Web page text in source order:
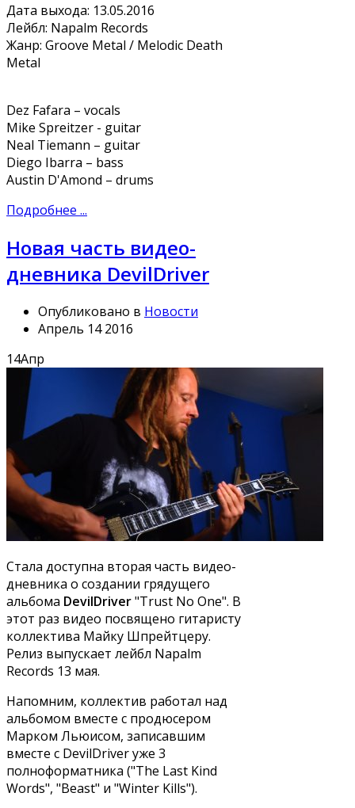
Дата выхода: 13.05.2016
Лейбл: Napalm Records
Жанр: Groove Metal / Melodic Death
Metal
Dez Fafara – vocals
Mike Spreitzer - guitar
Neal Tiemann – guitar
Diego Ibarra – bass
Austin D'Amond – drums
Подробнее ...
Новая часть видео-
дневника DevilDriver
Опубликовано в Новости
Апрель 14 2016
14Апр
Стала доступна вторая часть видео-
дневника о создании грядущего
альбома DevilDriver"Trust No One". В
этот раз видео посвящено гитаристу
коллектива Майку Шпрейтцеру.
Релиз выпускает лейбл Napalm
Records 13 мая.
Напомним, коллектив работал над
альбомом вместе с продюсером
Марком Льюисом, записавшим
вместе с DevilDriver уже 3
полноформатника ("The Last Kind
Words", "Beast" и "Winter Kills").